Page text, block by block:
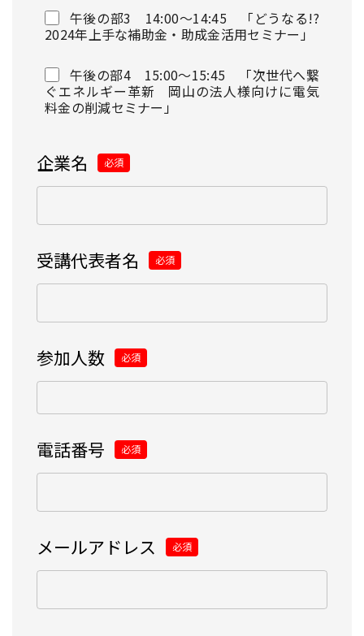
午後の部3 14:00～14:45 「どうなる!?
2024年上手な補助金・助成金活用セミナー」
午後の部4 15:00～15:45 「次世代へ繋
ぐエネルギー革新 岡山の法人様向けに電気
料金の削減セミナー」
企業名 必須
受講代表者名 必須
参加人数 必須
電話番号 必須
メールアドレス 必須